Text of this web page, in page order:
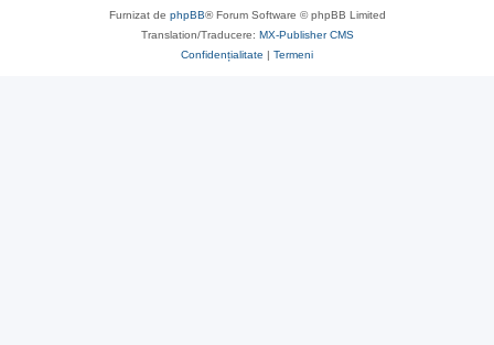
Furnizat de phpBB® Forum Software © phpBB Limited
Translation/Traducere: MX-Publisher CMS
Confidențialitate | Termeni